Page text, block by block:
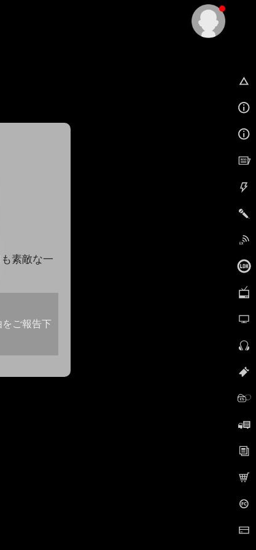
素敵な一
ご報告下